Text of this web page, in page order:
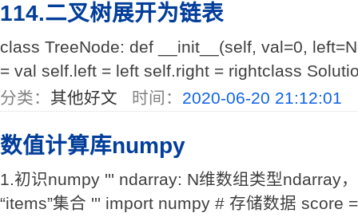
114.二叉树展开为链表
class TreeNode: def __init__(self, val=0,
= val self.left = left self.right = rightclass
分类： 其他好文 时间： 2020-06-20 21:12:01
数值计算库numpy
1.初识numpy ''' ndarray: N维数组类型ndarray
“items”集合 ''' import numpy # 存储数据 score